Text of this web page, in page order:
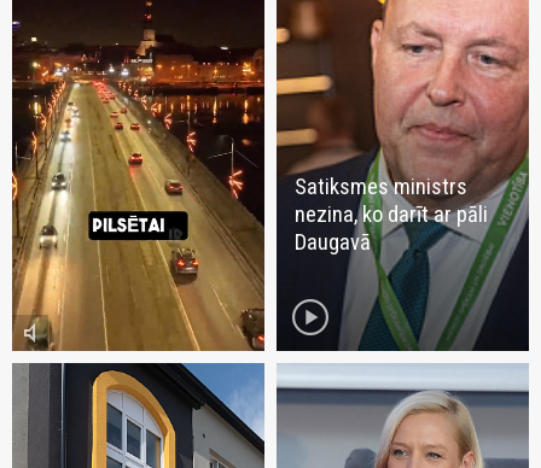
volume_mute
Satiksmes ministrs
nezina, ko darīt ar pāli
Daugavā
play_circle